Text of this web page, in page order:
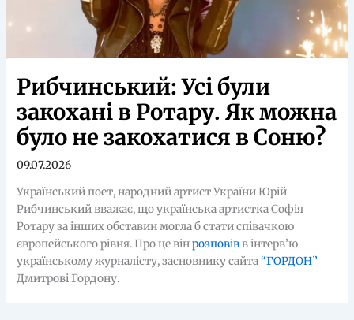
Рибчинський: Усі були
закохані в Ротару. Як можна
було не закохатися в Соню?
09.07.2026
Український поет, народний артист України Юрій
Рибчинський вважає, що українська артистка Софія
Ротару за інших обставин могла б стати співачкою
європейського рівня. Про це вінрозповівв інтерв’ю
українському журналісту, засновнику сайта“ГОРДОН”
Дмитрові Гордону.